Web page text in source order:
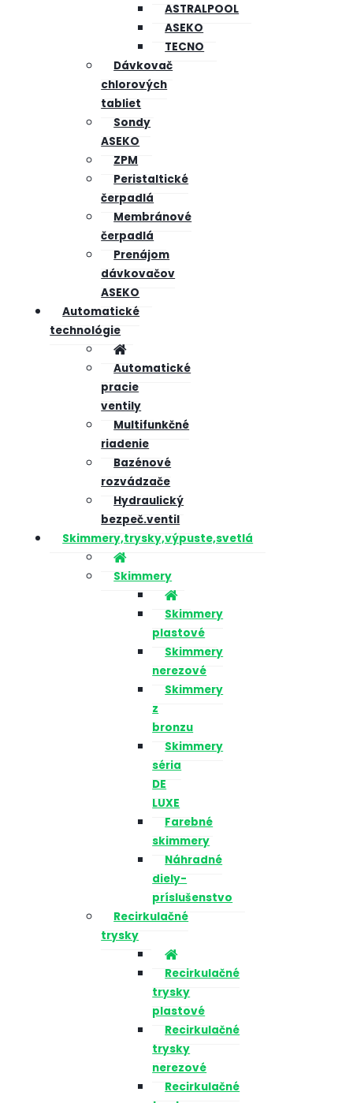
ASTRALPOOL
ASEKO
TECNO
Dávkovač
chlorových
tabliet
Sondy
ASEKO
ZPM
Peristaltické
čerpadlá
Membránové
čerpadlá
Prenájom
dávkovačov
ASEKO
Automatické
technológie
Automatické
pracie
ventily
Multifunkčné
riadenie
Bazénové
rozvádzače
Hydraulický
bezpeč.ventil
Skimmery,trysky,výpuste,svetlá
Skimmery
Skimmery
plastové
Skimmery
nerezové
Skimmery
z
bronzu
Skimmery
séria
DE
LUXE
Farebné
skimmery
Náhradné
diely-
príslušenstvo
Recirkulačné
trysky
Recirkulačné
trysky
plastové
Recirkulačné
trysky
nerezové
Recirkulačné